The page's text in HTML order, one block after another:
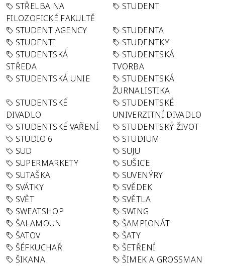
STŘELBA NA
FILOZOFICKÉ FAKULTĚ
STUDENT
STUDENT AGENCY
STUDENTA
STUDENTI
STUDENTKY
STUDENTSKÁ
STŘEDA
STUDENTSKÁ
TVORBA
STUDENTSKÁ UNIE
STUDENTSKÁ
ŽURNALISTIKA
STUDENTSKÉ
DIVADLO
STUDENTSKÉ
UNIVERZITNÍ DIVADLO
STUDENTSKÉ VAŘENÍ
STUDENTSKÝ ŽIVOT
STUDIO 6
STUDIUM
SUD
SUJU
SUPERMARKETY
SUŠICE
SUTAŠKA
SUVENÝRY
SVÁTKY
SVĚDEK
SVĚT
SVĚTLA
SWEATSHOP
SWING
ŠALAMOUN
ŠAMPIONÁT
ŠATOV
ŠATY
ŠÉFKUCHAŘ
ŠETŘENÍ
ŠIKANA
ŠIMEK A GROSSMAN